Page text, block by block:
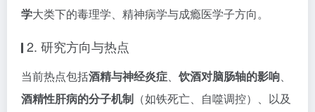
学大类下的毒理学、精神病学与成瘾医学子方向。
2. 研究方向与热点
当前热点包括酒精与神经炎症、 饮酒对脑肠轴的影响、
酒精性肝病的分子机制 （如铁死亡、自噬调控）、以及